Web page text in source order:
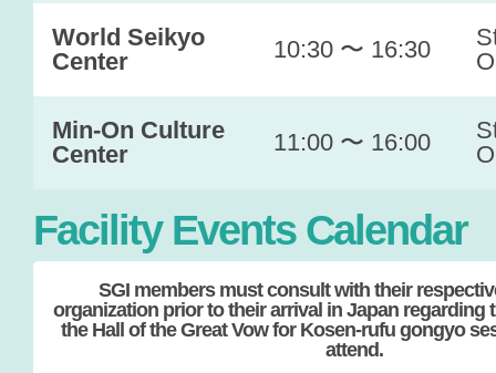
World Seikyo
Center
10:30 〜 16:30
Min-On Culture
Center
11:00 〜 16:00
Facility Events Calendar
SGI members must consult with their
organization prior to their arrival in Japan regarding
the Hall of the Great Vow for Kosen-rufu gongyo
attend.